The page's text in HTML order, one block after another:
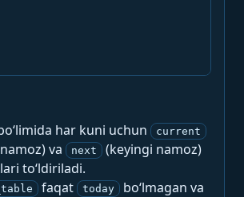
har kuni uchun current
va next
(keyingi namoz)
to‘ldiriladi.
faqat today
bo‘lmagan va